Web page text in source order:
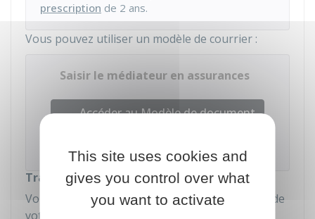
prescription de 2 ans.
Vous pouvez utiliser un modèle de courrier :
Saisir le médiateur en assurances
Accéder au Modèle de document
Institut national de la consommation (INC)
Traitement de la demande
Vous recevez une confirmation de la réception de
votre demande.
This site uses cookies and
gives you control over what
you want to activate